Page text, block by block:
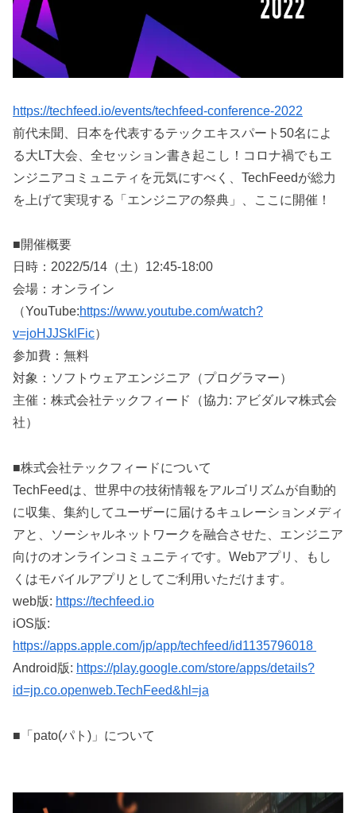
https://techfeed.io/events/techfeed-conference-2022
前代未聞、日本を代表するテックエキスパート50名によ
る大LT大会、全セッション書き起こし！コロナ禍でもエ
ンジニアコミュニティを元気にすべく、TechFeedが総力
を上げて実現する「エンジニアの祭典」、ここに開催！
■開催概要
日時：2022/5/14（土）12:45-18:00
会場：オンライン
（YouTube:https://www.youtube.com/watch?
v=joHJJSklFic）
参加費：無料
対象：ソフトウェアエンジニア（プログラマー）
主催：株式会社テックフィード（協力: アビダルマ株式会
社）
■株式会社テックフィードについて
TechFeedは、世界中の技術情報をアルゴリズムが自動的
に収集、集約してユーザーに届けるキュレーションメディ
アと、ソーシャルネットワークを融合させた、エンジニア
向けのオンラインコミュニティです。Webアプリ、もし
くはモバイルアプリとしてご利用いただけます。
web版: https://techfeed.io
iOS版:
https://apps.apple.com/jp/app/techfeed/id1135796018
Android版: https://play.google.com/store/apps/details?
id=jp.co.openweb.TechFeed&hl=ja
■「pato(パト)」について